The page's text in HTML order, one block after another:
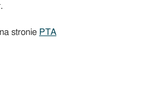
stronie PTA